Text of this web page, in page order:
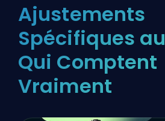
Ajustements
Spécifiques
Qui Comptent
Vraiment